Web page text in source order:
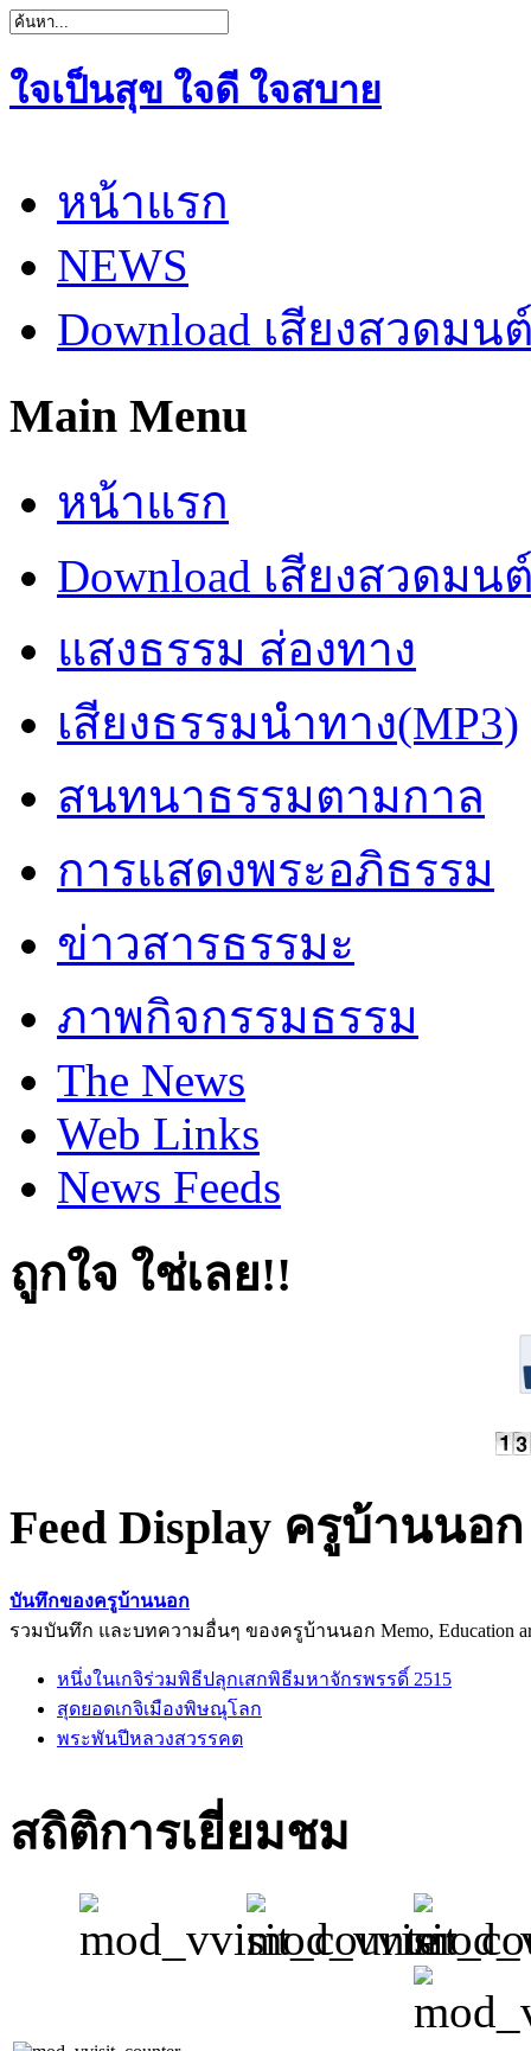
ใจเป็นสุข ใจดี ใจสบาย
หน้าแรก
NEWS
Download เสียงสวดมน
Main Menu
หน้าแรก
Download เสียงสวดมน
แสงธรรม ส่องทาง
เสียงธรรมนำทาง(MP3)
สนทนาธรรมตามกาล
การแสดงพระอภิธรรม
ข่าวสารธรรมะ
ภาพกิจกรรมธรรม
The News
Web Links
News Feeds
ถูกใจ ใช่เลย!!
Feed Display ครูบ้านนอก
บันทึกของครูบ้านนอก
รวมบันทึก และบทความอื่นๆ ของครูบ้านนอก Memo, Education
หนึ่งในเกจิร่วมพิธีปลุกเสกพิธีมหาจักรพรรดิ์ 2515
สุดยอดเกจิเมืองพิษณุโลก
พระพันปีหลวงสวรรคต
สถิติการเยี่ยมชม